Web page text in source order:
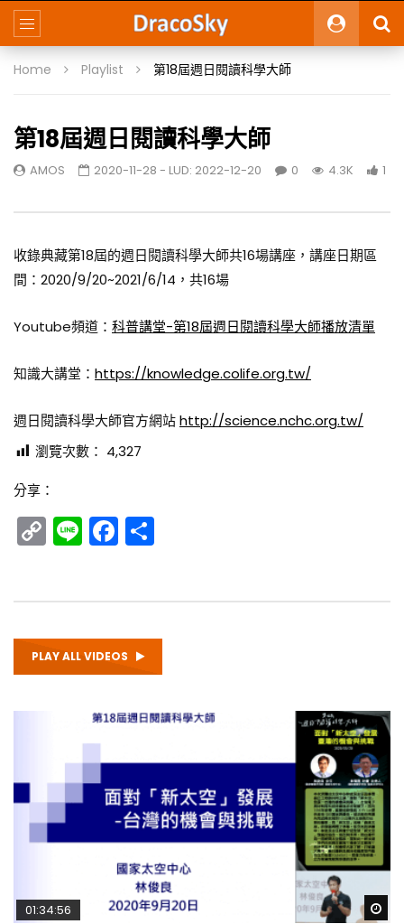
Home Playlist 第18屆週日閱讀科學大師
第18屆週日閱讀科學大師
AMOS 2020-11-28 - LUD: 2022-12-20 0 4.3K 1
收錄典藏第18屆的週日閱讀科學大師共16場講座，講座日期區
間：2020/9/20~2021/6/14，共16場
Youtube頻道： 科普講堂-第18屆週日閱讀科學大師播放清單
知識大講堂： https://knowledge.colife.org.tw/
週日閱讀科學大師官方網站http://science.nchc.org.tw/
瀏覽次數： 4,327
分享：
Copy
Link
LineFacebook
PLAY ALL VIDEOS
01:34:56